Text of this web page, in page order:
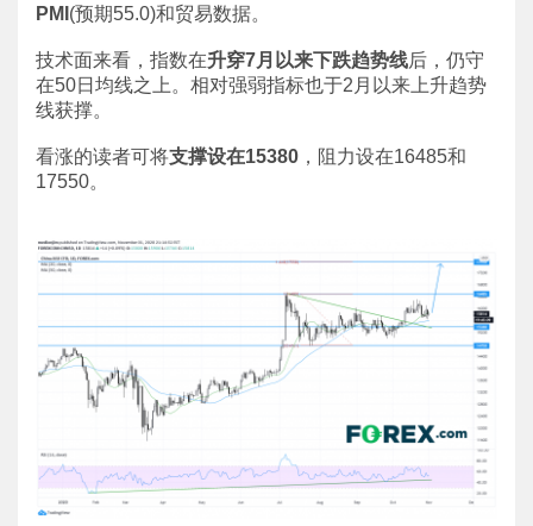
PMI (预期55.0)和贸易数据。
技术面来看，指数在升穿7月以来下跌趋势线后，仍守
在50日均线之上。相对强弱指标也于2月以来上升趋势
线获撑。
看涨的读者可将支撑设在15380 ，阻力设在16485和
17550。